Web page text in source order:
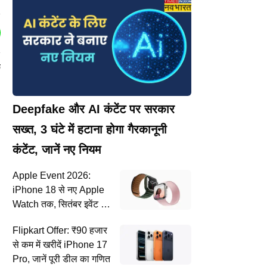
Deepfake और AI कंटेंट पर सरकार
सख्त, 3 घंटे में हटाना होगा गैरकानूनी
कंटेंट, जानें नए नियम
Apple Event 2026:
iPhone 18 से नए Apple
Watch तक, सितंबर इवेंट में
Flipkart Offer: ₹90 हजार
से कम में खरीदें iPhone 17
Pro, जानें पूरी डील का गणित